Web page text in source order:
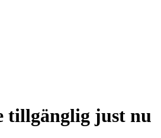
tillgänglig just nu